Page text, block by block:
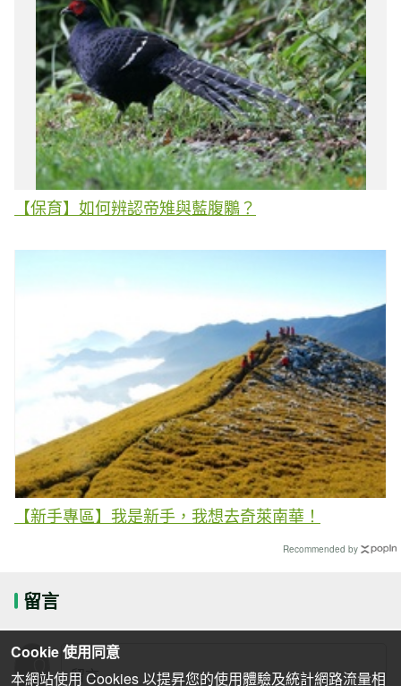
【保育】如何辨認帝雉與藍腹鷴？
【新手專區】我是新手，我想去奇萊南華！
Recommended by
留言
Cookie 使用同意
本網站使用 Cookies 以提昇您的使用體驗及統計網路流量相